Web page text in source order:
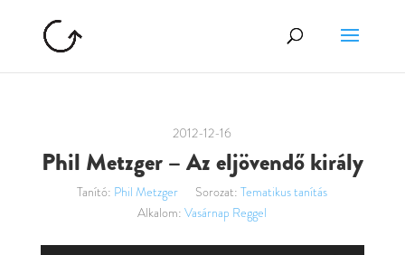
2012-12-16
Phil Metzger – Az eljövendő király
Tanító: Phil Metzger Sorozat: Tematikus tanítás
Alkalom: Vasárnap Reggel